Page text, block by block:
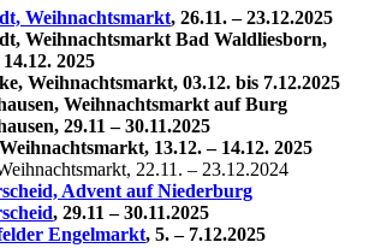
Weihnachtsmarkt, 26.11. – 23.12.2025
Weihnachtsmarkt Bad Waldliesborn,
2025
Weihnachtsmarkt, 03.12. bis 7.12.2025
Weihnachtsmarkt auf Burg
29.11 – 30.11.2025
13.12. – 14.12. 2025
22.11. – 23.12.2024
Advent auf Niederburg
, 29.11 – 30.11.2025
Engelmarkt, 5. – 7.12.2025